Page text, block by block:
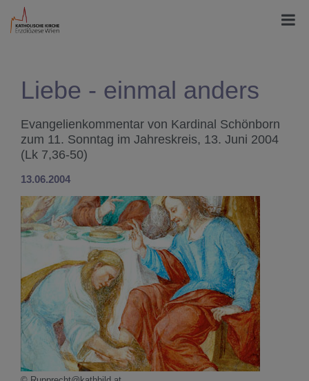
Liebe - einmal anders
Evangelienkommentar von Kardinal Schönborn
zum 11. Sonntag im Jahreskreis, 13. Juni 2004
(Lk 7,36-50)
13.06.2004